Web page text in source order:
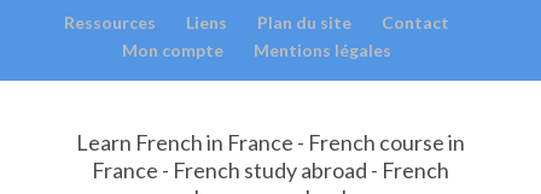
Ressources Liens Plan du site
Contact
Mon compte
Mentions légales
Learn French in France - French course in
France - French study abroad - French